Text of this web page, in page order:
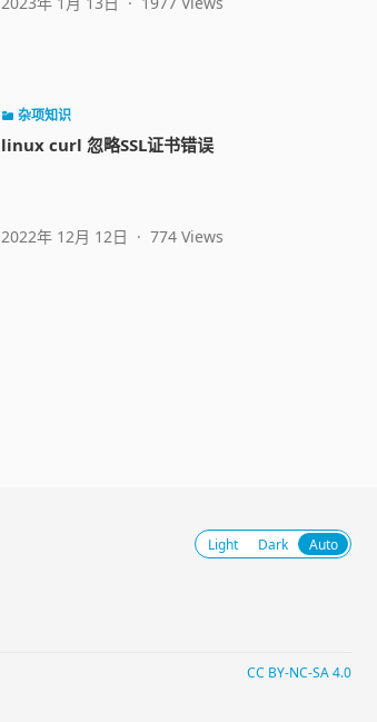
杂项知识
linux curl 忽略SSL证书错误
2022年 12月 12日 · 774 Views
Light Dark Auto
CC BY-NC-SA 4.0